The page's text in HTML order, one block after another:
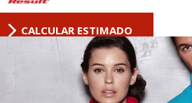
CALCULAR ESTIMADO